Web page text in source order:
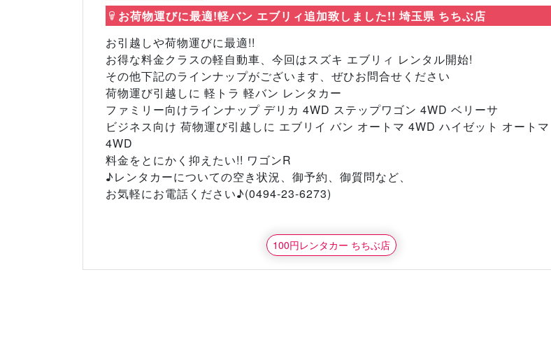
お荷物運びに最適!軽バン エブリィ追加致しました!! 埼玉県 ちちぶ店
お引越しや荷物運びに最適!!
お得な料金クラスの軽自動車、今回はスズキ エブリィ レンタル開始!
その他下記のラインナップがございます、ぜひお問合せください
荷物運び引越しに 軽トラ 軽バン レンタカー
ファミリー向けラインナップ デリカ 4WD ステップワゴン 4WD ベリーサ
ビジネス向け 荷物運び引越しに エブリイ バン オートマ 4WD ハイゼット オートマ
4WD
料金をとにかく抑えたい!! ワゴンR
♪レンタカーについての空き状況、御予約、御質問など、
お気軽にお電話ください♪(0494-23-6273)
100円レンタカー ちちぶ店